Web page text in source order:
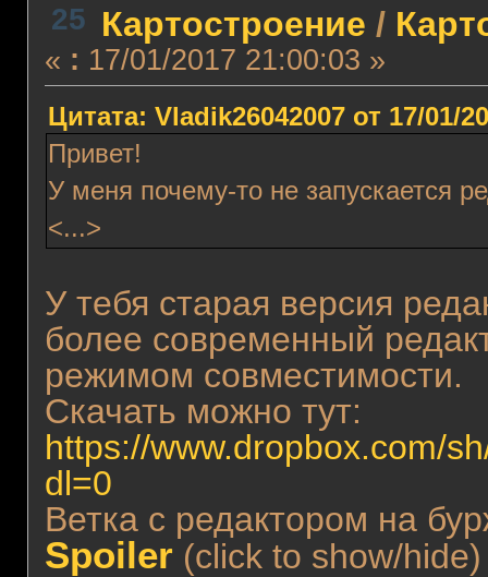
25 Картостроение /
« : 17/01/2017 21:00:03 »
Цитата: Vladik26042007 от 17/01/
Привет!
У меня почему-то не запускается
<...>
У тебя старая версия
более современный
режимом совместимости.
Скачать можно тут:
https://www.dropbox.com/
dl=0
Ветка с редактором на
Spoiler (click to show/hide)